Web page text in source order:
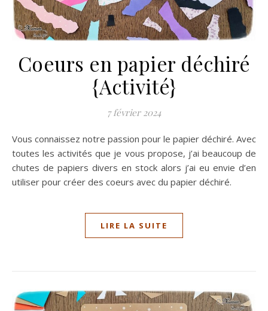
Coeurs en papier déchiré
{Activité}
7 février 2024
Vous connaissez notre passion pour le papier déchiré. Avec
toutes les activités que je vous propose, j’ai beaucoup de
chutes de papiers divers en stock alors j’ai eu envie d’en
utiliser pour créer des coeurs avec du papier déchiré.
LIRE LA SUITE